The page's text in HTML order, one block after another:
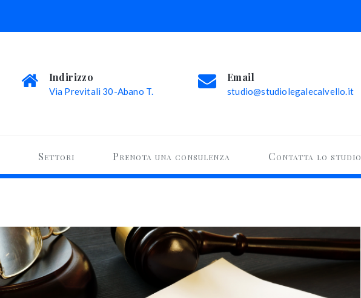
Indirizzo
Via Previtali 30-Abano T.
Email
studio@studiolegalecalvello.it
Settori Prenota una consulenza Contatta lo studio